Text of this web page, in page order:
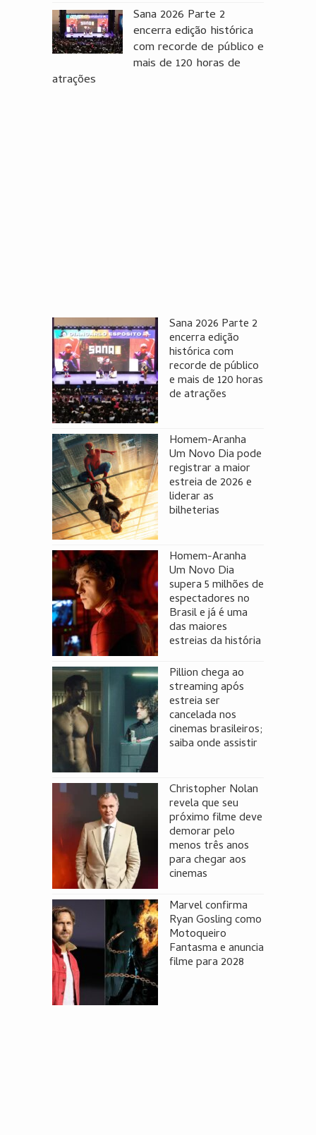
Sana 2026 Parte 2
encerra edição histórica
com recorde de público e
mais de 120 horas de
atrações
Sana 2026 Parte 2
encerra edição
histórica com
recorde de público
e mais de 120 horas
de atrações
Homem-Aranha
Um Novo Dia pode
registrar a maior
estreia de 2026 e
liderar as
bilheterias
Homem-Aranha
Um Novo Dia
supera 5 milhões de
espectadores no
Brasil e já é uma
das maiores
estreias da história
Pillion chega ao
streaming após
estreia ser
cancelada nos
cinemas brasileiros;
saiba onde assistir
Christopher Nolan
revela que seu
próximo filme deve
demorar pelo
menos três anos
para chegar aos
cinemas
Marvel confirma
Ryan Gosling como
Motoqueiro
Fantasma e anuncia
filme para 2028